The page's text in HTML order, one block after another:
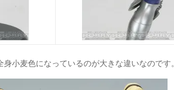
小麦色になっているのが大きな違いなのです。